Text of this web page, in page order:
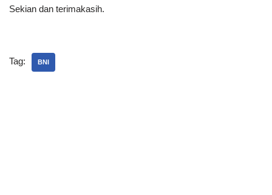
Sekian dan terimakasih.
Tag: BNI